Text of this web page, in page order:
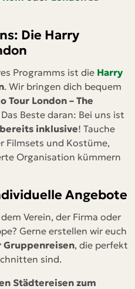
Die Harry
Programms ist die Harry
. Wir bringen dich bequem
Tour London – The
Das Beste daran: Bei uns ist
inklusive! Tauche
Filmsets und Kostüme,
Organisation kümmern
Angebote
Verein, der Firma oder
Gerne erstellen wir euch
, die perfekt
sind.
Städtereisen zum